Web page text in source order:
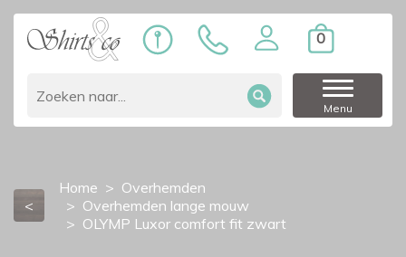
0
Menu
<
Home
Overhemden
Overhemden lange mouw
OLYMP Luxor comfort fit zwart